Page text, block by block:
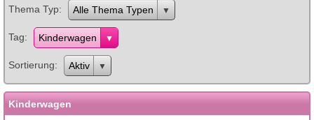
Thema Typ Alle Thema Typen
Tag Kinderwagen
Sortierung Aktiv
Kinderwagen